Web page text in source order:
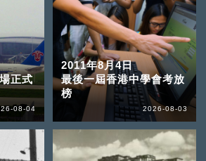
正式
08-04
2011年8月4日
最後一屆香港中學會考放
榜
2026-08-03